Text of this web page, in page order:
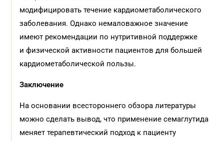
модифицировать течение кардиометаболического
заболевания. Однако немаловажное значение
имеют рекомендации по нутритивной поддержке
и физической активности пациентов для большей
кардиометаболической пользы.
Заключение
На основании всестороннего обзора литературы
можно сделать вывод, что применение семаглутида
меняет терапевтический подход к пациенту